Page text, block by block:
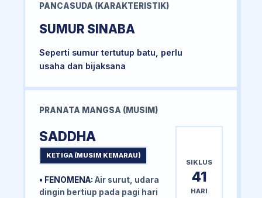
PANCASUDA (KARAKTERISTIK)
SUMUR SINABA
Seperti sumur tertutup batu, perlu
usaha dan bijaksana
PRANATA MANGSA (MUSIM)
SADDHA
KETIGA (MUSIM KEMARAU)
• FENOMENA: Air surut, udara
dingin bertiup pada pagi hari
SIKLUS
41
HARI